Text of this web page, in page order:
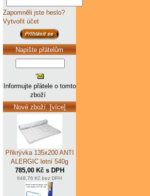
Zapomněli jste heslo?
Vytvořit účet
Napište přátelům
Informujte přátele o tomto
zboží
Nové zboží [více]
Přikrývka 135x200 ANTI
ALERGIC letní 540g
785,00 Kč s DPH
648,76 Kč bez DPH